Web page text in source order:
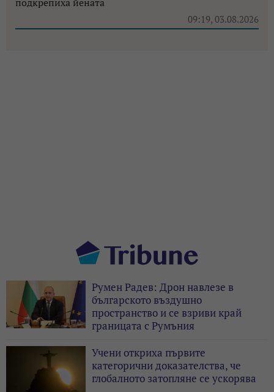
09:19, 03.08.2026
Румен Радев: Дрон навлезе в
българското въздушно
пространство и се взриви край
границата с Румъния
Учени откриха първите
категорични доказателства, че
глобалното затопляне се ускорява